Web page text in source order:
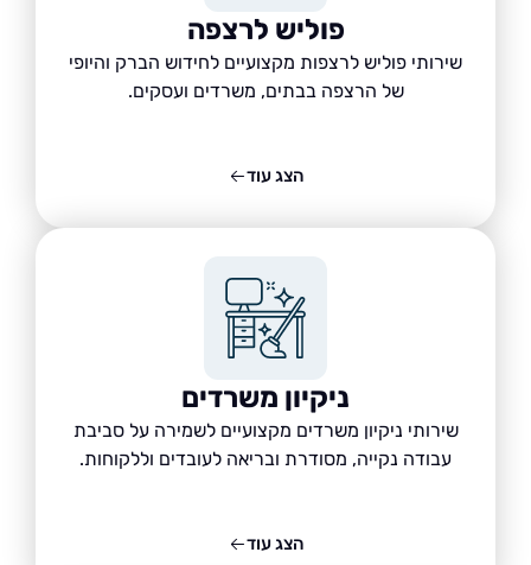
פוליש לרצפה
שירותי פוליש לרצפות מקצועיים לחידוש הברק והיופי
של הרצפה בבתים, משרדים ועסקים.
ניקיון משרדים
שירותי ניקיון משרדים מקצועיים לשמירה על סביבת
עבודה נקייה, מסודרת ובריאה לעובדים וללקוחות.